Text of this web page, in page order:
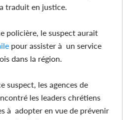
traduit en justice.
policière, le suspect aurait
pour assister à un service
dans la région.
suspect, les agences de
les leaders chrétiens
à adopter en vue de prévenir